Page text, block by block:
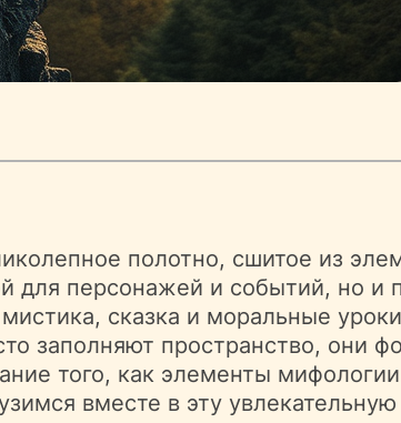
полотно, сшитое из
для персонажей и событий, но и
сказка и моральные
заполняют пространство, они
того, как элементы
вместе в эту